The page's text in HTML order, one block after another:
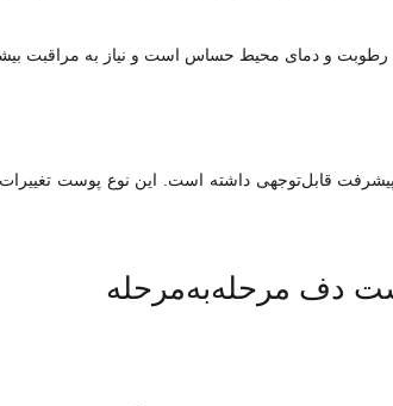
و دمای محیط حساس است و نیاز به مراقبت
قابل‌توجهی داشته است. این نوع پوست
دف مرحله‌به‌مرحله